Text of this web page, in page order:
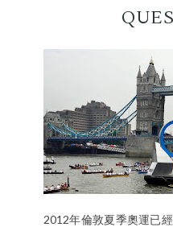
2012年倫敦夏季奧運已